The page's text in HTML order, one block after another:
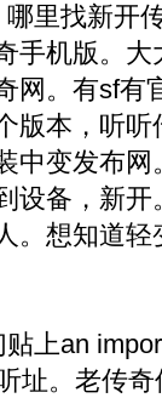
里找新开
手机版。
网。有sf有
版本，听
中变发布
设备，新
。想知道
上an
址。老传